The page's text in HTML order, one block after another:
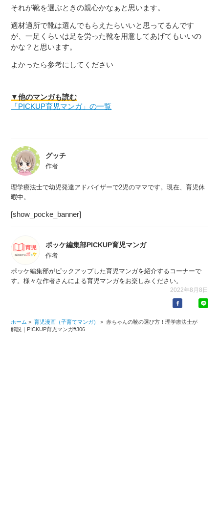
それが靴を選ぶときの親心かなぁと思います。
適材適所で靴は選んでもらえたらいいと思ってるんです
が、一足くらいは足を労った靴を用意してあげてもいいの
かな？と思います。
よかったら参考にしてください
▼他のマンガも読む
「PICKUP育児マンガ」の一覧
グッチ
作者
理学療法士で幼児発達アドバイザーで2児のママです。現在、育児休
暇中。
[show_pocke_banner]
ポッケ編集部PICKUP育児マンガ
作者
ポッケ編集部がピックアップした育児マンガを紹介するコーナーで
す。様々な作者さんによる育児マンガをお楽しみください。
2022年8月8日
ホーム > 育児漫画（子育てマンガ） > 赤ちゃんの靴の選び方！理学療法士が
解説｜PICKUP育児マンガ#306